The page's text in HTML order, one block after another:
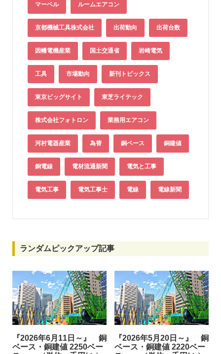
マーベル ルームエアコン
京都機械工具株式会社 出荷動向 出荷台数
因幡電機産業 国土交通省 岩崎電気
工具 市場動向 新刊トピックス
東京ビッグサイト 東芝ライテック
株式会社フォトロン 業務用エアコン
河村電器産業 為替 銅ベース 銅建値
銅電線 電材流通新聞 電気と工事
電気工事 電気工事士 電線 電線新聞
ランダムピックアップ記事
『2026年6月11日～』 銅
ベース・銅建値 2250ベー
『2026年5月20日～』 銅
ベース・銅建値 2220ベー